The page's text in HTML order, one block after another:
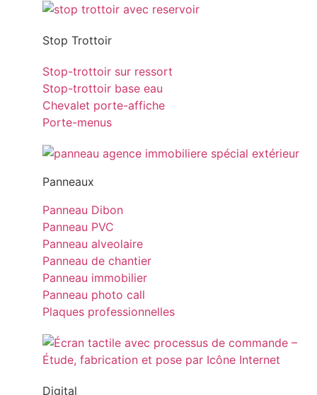
Stop Trottoir
Stop-trottoir sur ressort
Stop-trottoir base eau
Chevalet porte-affiche
Porte-menus
Panneaux
Panneau Dibon
Panneau PVC
Panneau alveolaire
Panneau de chantier
Panneau immobilier
Panneau photo call
Plaques professionnelles
Digital